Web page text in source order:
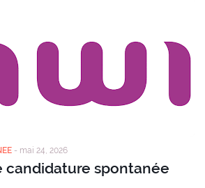
- mai 24, 2026
candidature spontanée